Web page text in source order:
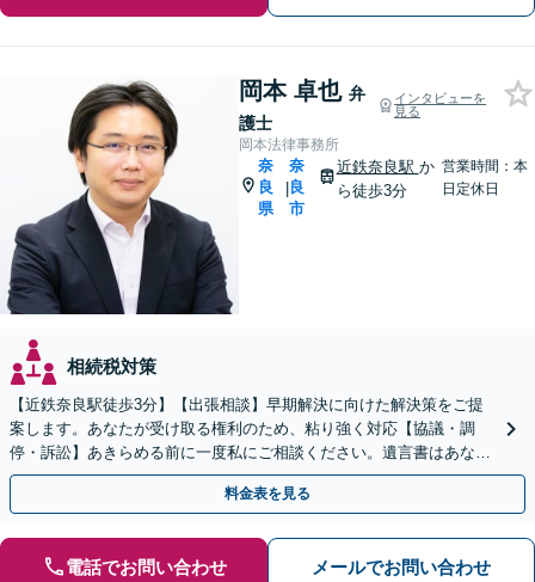
岡本 卓也 弁
護士
インタビューを
見る
岡本法律事務所
奈
良
県
|
奈
良
市
近鉄奈良駅 か
ら徒歩3分
営業時間：本
日定休日
相続税対策
【近鉄奈良駅徒歩3分】【出張相談】早期解決に向けた解決策をご提
案します。あなたが受け取る権利のため、粘り強く対応【協議・調
停・訴訟】あきらめる前に一度私にご相談ください。遺言書はあなた
の意志を反映し、トラブル予防のための内容を作成。
料金表を見る
電話でお問い合わせ メールでお問い合わせ